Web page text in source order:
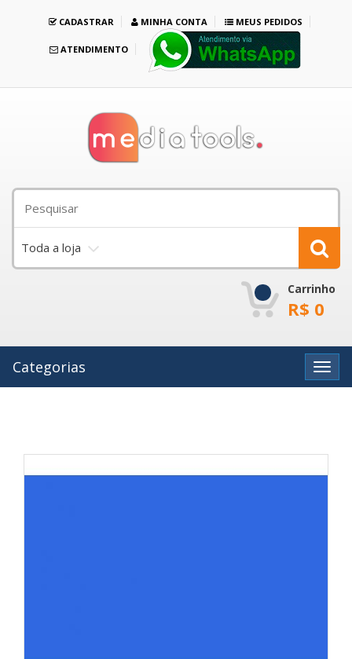
CADASTRAR MINHA CONTA MEUS PEDIDOS
ATENDIMENTO
Toda a loja
Carrinho
R$ 0
Categorias Ver